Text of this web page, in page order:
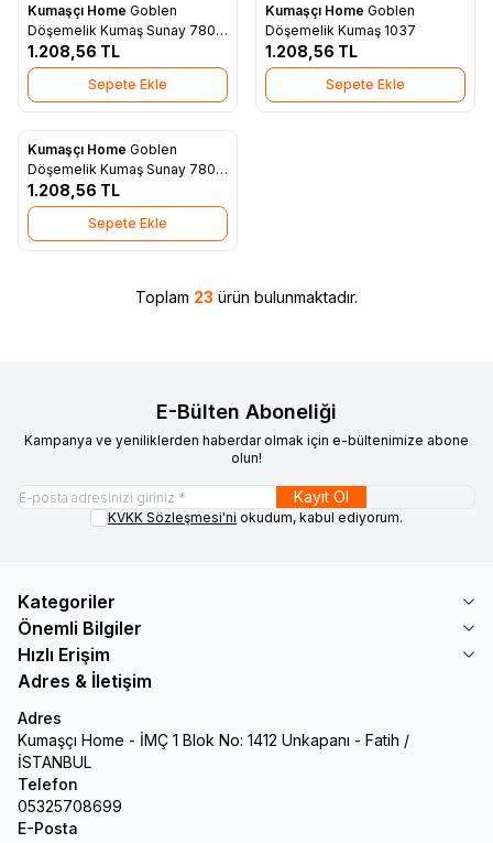
Yeni
Favorilere Ekle
Kumaşçı Home Goblen
Döşemelik Kumaş Sunay 7801
- C
1.208,56 TL
Sepete Ekle
Yeni
Favorilere Ekle
Kumaşçı Home Goblen
Döşemelik Kumaş 1037
1.208,56 TL
Sepete Ekle
Yeni
Favorilere Ekle
Kumaşçı Home Goblen
Döşemelik Kumaş Sunay 7801
- A2
1.208,56 TL
Sepete Ekle
Toplam 23 ürün bulunmaktadır.
E-Bülten Aboneliği
Kampanya ve yeniliklerden haberdar olmak için e-bültenimize abone
olun!
Kayıt Ol
KVKK Sözleşmesi'ni okudum, kabul ediyorum.
Kategoriler
Önemli Bilgiler
Hızlı Erişim
Adres & İletişim
Adres
Kumaşçı Home - İMÇ 1 Blok No: 1412 Unkapanı - Fatih /
İSTANBUL
Telefon
05325708699
E-Posta